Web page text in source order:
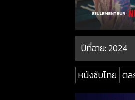
ปีที่ฉาย:2024
หนังซับไทย ต